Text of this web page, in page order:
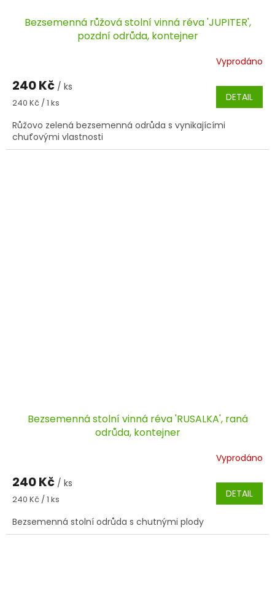
Bezsemenná růžová stolní vinná réva 'JUPITER',
pozdní odrůda, kontejner
Vyprodáno
240 Kč / ks
Měrná
240 Kč / 1 ks DETAIL
Růžovo zelená bezsemenná odrůda s vynikajícími
chuťovými vlastnosti
Bezsemenná stolní vinná réva 'RUSALKA', raná
odrůda, kontejner
Vyprodáno
240 Kč / ks
Měrná
240 Kč / 1 ks DETAIL
Bezsemenná stolní odrůda s chutnými plody